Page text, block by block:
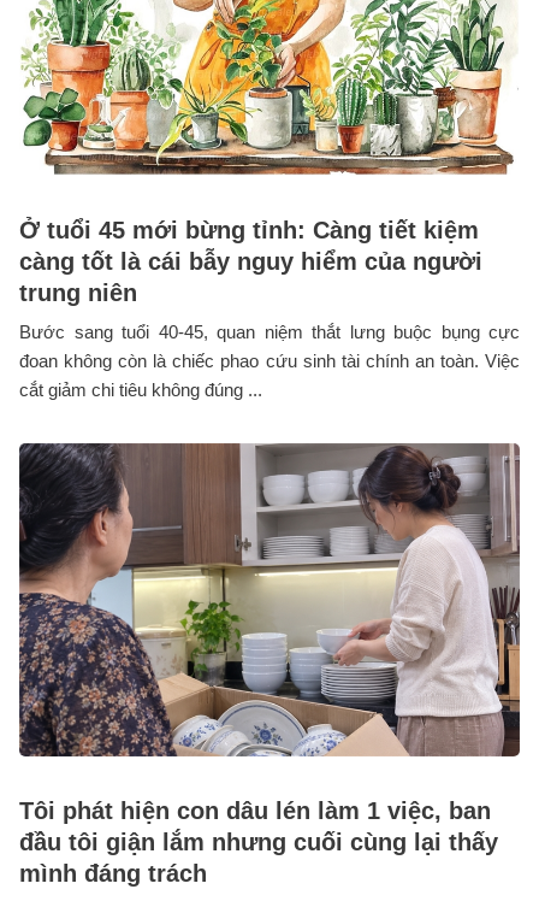
Ở tuổi 45 mới bừng tỉnh: Càng tiết kiệm
càng tốt là cái bẫy nguy hiểm của người
trung niên
Bước sang tuổi 40-45, quan niệm thắt lưng buộc bụng cực
đoan không còn là chiếc phao cứu sinh tài chính an toàn. Việc
cắt giảm chi tiêu không đúng ...
Tôi phát hiện con dâu lén làm 1 việc, ban
đầu tôi giận lắm nhưng cuối cùng lại thấy
mình đáng trách